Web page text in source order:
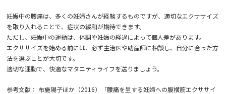
妊娠中の腰痛は、多くの妊婦さんが経験するものですが、適切なエクササイズ
を取り入れることで、症状の緩和が期待できます。
ただし、妊娠中の運動は、体調や妊娠の経過によって個人差があります。
エクササイズを始める前には、必ず主治医や助産師に相談し、自分に合った方
法を選ぶことが大切です。
適切な運動で、快適なマタニティライフを送りましょう。
参考文献： 布施陽子ほか（2016）「腰痛を呈する妊婦への腹横筋エクササイ